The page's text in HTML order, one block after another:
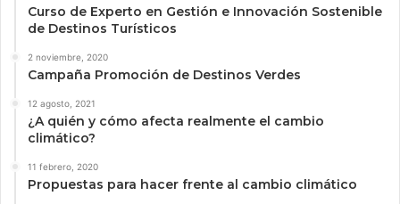
Curso de Experto en Gestión e Innovación Sostenible
de Destinos Turísticos
2 noviembre, 2020
Campaña Promoción de Destinos Verdes
12 agosto, 2021
¿A quién y cómo afecta realmente el cambio
climático?
11 febrero, 2020
Propuestas para hacer frente al cambio climático